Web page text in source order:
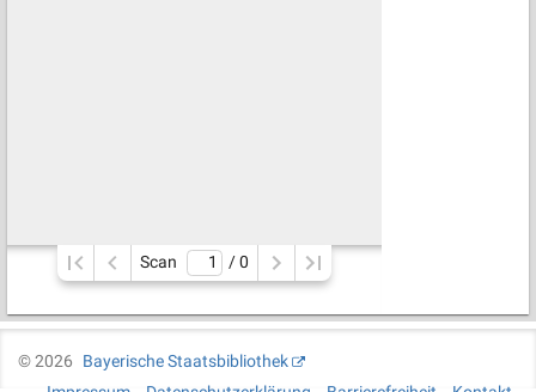
Scan / 0
©2026
Bayerische Staatsbibliothek